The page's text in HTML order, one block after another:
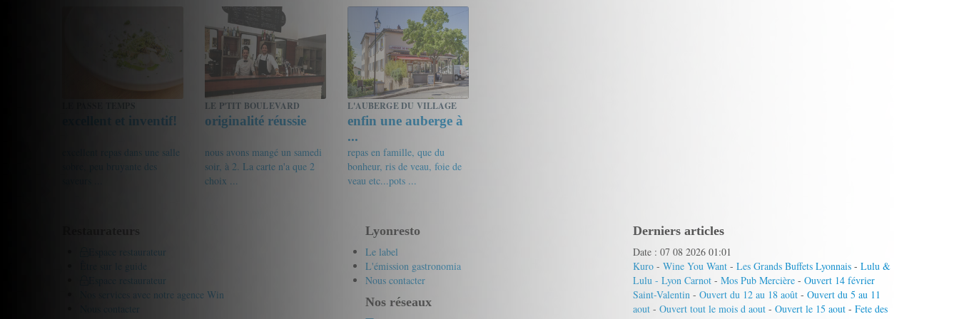
excellent et inventif!
excellent repas dans une salle
sobre, peu bruyante des
LE P'TIT BOULEVARD
originalité réussie
nous avons mangé un samedi
soir, à 2. La carte n'a que 2
choix ...
L'AUBERGE DU VILLAGE
enfin une auberge à
...
repas en famille, que du
bonheur, ris de veau, foie de
veau etc...pots ...
Espace restaurateur
Être sur le guide
Espace restaurateur
Nos services avec notre agence Win
Nous contacter
Lyonresto
Le label
L'émission gastronomia
Nous contacter
Nos réseaux
Derniers articles
Date : 07 08 2026 01:01
Kuro - Wine You Want - Les Grands Buffets Lyonnais - Lulu &
Lulu - Lyon Carnot - Mos Pub Mercière - Ouvert 14 février
Saint-Valentin - Ouvert du 12 au 18 août - Ouvert du 5 au 11
aout - Ouvert tout le mois d aout - Ouvert le 15 aout - Fete des